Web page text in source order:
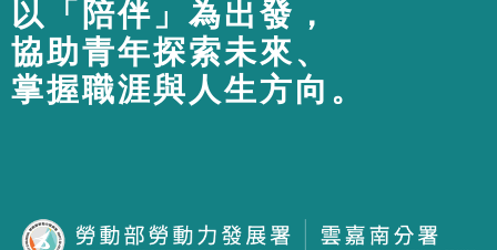
以「陪伴」為出發，
協助青年探索未來、
掌握職涯與人生方向。